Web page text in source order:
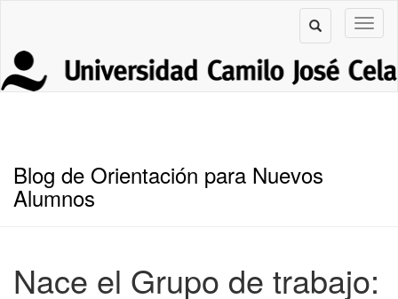
Blog de Orientación para Nuevos
Alumnos
Nace el Grupo de trabajo: